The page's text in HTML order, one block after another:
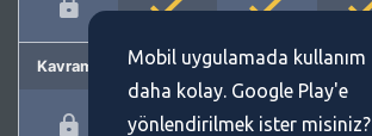
Kavram önermeMobil uygulamada kullanım
daha kolay. Google Play'e
yönlendirilmek ister misiniz?